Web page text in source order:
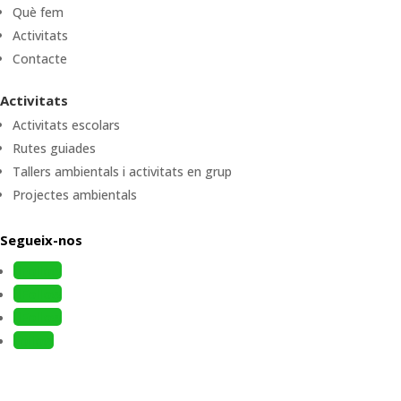
Què fem
Activitats
Contacte
Activitats
Activitats escolars
Rutes guiades
Tallers ambientals i activitats en grup
Projectes ambientals
Segueix-nos
Follow
Follow
Follow
Follow